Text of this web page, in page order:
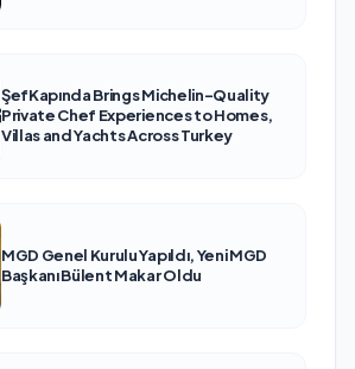
ŞefKapında Brings Michelin-Quality
Private Chef Experiences to Homes,
Villas and Yachts Across Turkey
MGD Genel Kurulu Yapıldı, Yeni MGD
Başkanı Bülent Makar Oldu